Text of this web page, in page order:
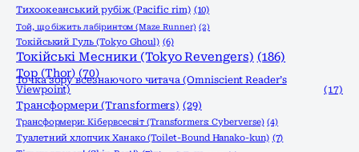
Тихоокеанський рубіж (Pacific rim) (10)
Той, що біжить лабіринтом (Maze Runner) (2)
Токійський Гуль (Tokyo Ghoul) (6)
Токійські Месники (Tokyo Revengers) (186)
Тор (Thor) (70)
Точка зору всезнаючого читача (Omniscient Reader’s
Viewpoint)
(17)
Трансформери (Transformers) (29)
Трансформери: Кібервсесвіт (Transformers: Cyberverse) (4)
Туалетний хлопчик Ханако (Toilet-Bound Hanako-kun) (7)